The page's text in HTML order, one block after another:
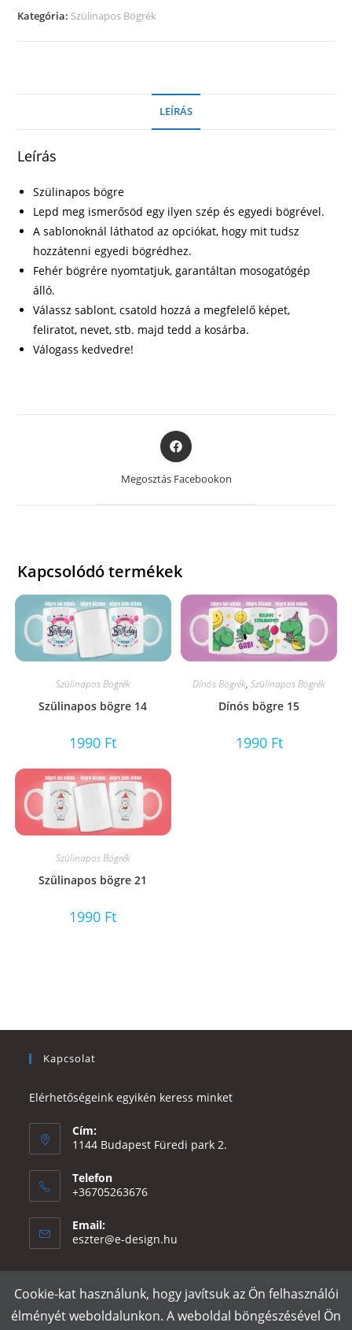
mennyiség
Kategória: Szülinapos Bögrék
LEÍRÁS
Leírás
Szülinapos bögre
Lepd meg ismerősöd egy ilyen szép és egyedi bögrével.
A sablonoknál láthatod az opciókat, hogy mit tudsz
hozzátenni egyedi bögrédhez.
Fehér bögrére nyomtatjuk, garantáltan mosogatógép
álló.
Válassz sablont, csatold hozzá a megfelelő képet,
feliratot, nevet, stb. majd tedd a kosárba.
Válogass kedvedre!
Opens
in
a
new
Megosztás Facebookon
Kapcsolódó termékek
Szülinapos Bögrék
Szülinapos bögre 14
1990 Ft
Dínós Bögrék,Szülinapos Bögrék
Dínós bögre 15
1990 Ft
Szülinapos Bögrék
Szülinapos bögre 21
1990 Ft
Kapcsolat
Elérhetőségeink egyikén keress minket
Cím:
1144 Budapest Füredi park 2.
Telefon
+36705263676
Email:
eszter@e-design.hu
Rólunk Szállítás és fizetés Adatvédelmi tájékoztató
ÁSZF
Cookie-kat használunk, hogy javítsuk az Ön felhasználói
élményét weboldalunkon. A weboldal böngészésével Ön